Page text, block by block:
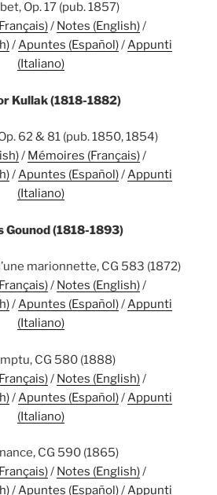
Op. 17 (pub. 1857)
/ Notes (English)/
/Apuntes (Español)/Appunti
(Italiano)
Kullak (1818-1882)
62 & 81 (pub. 1850, 1854)
/ Mémoires (Français)/
/Apuntes (Español)/Appunti
(Italiano)
Gounod (1818-1893)
marionnette, CG 583 (1872)
/ Notes (English)/
/Apuntes (Español)/Appunti
(Italiano)
CG 580 (1888)
/ Notes (English)/
/ Apuntes (Español)/ Appunti
(Italiano)
CG 590 (1865)
/ Notes (English)/
/Apuntes (Español)/Appunti